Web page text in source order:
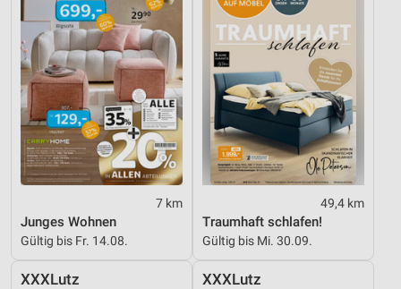
7 km
Junges Wohnen
Gültig bis Fr. 14.08.
49,4 km
Traumhaft schlafen!
Gültig bis Mi. 30.09.
XXXLutz XXXLutz